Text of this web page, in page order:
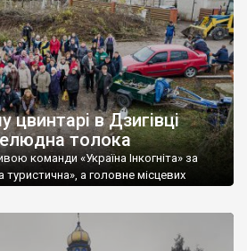
цвинтарі в Дзигівці
толока
команди «Україна Інкогніта» за
туристична», а головне місцевих
дослідники помітили ще на початку ХХ
цікавому та пізнавальному